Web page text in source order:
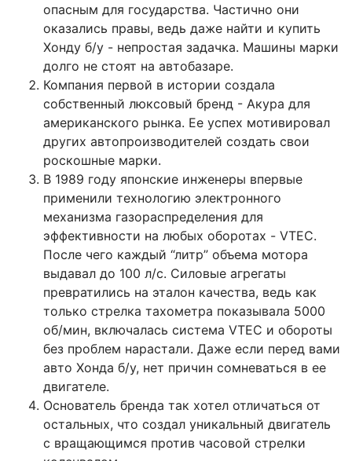
опасным для государства. Частично они
оказались правы, ведь даже найти и купить
Хонду б/у - непростая задачка. Машины марки
долго не стоят на автобазаре.
Компания первой в истории создала
собственный люксовый бренд - Акура для
американского рынка. Ее успех мотивировал
других автопроизводителей создать свои
роскошные марки.
В 1989 году японские инженеры впервые
применили технологию электронного
механизма газораспределения для
эффективности на любых оборотах - VTEC.
После чего каждый “литр” объема мотора
выдавал до 100 л/с. Силовые агрегаты
превратились на эталон качества, ведь как
только стрелка тахометра показывала 5000
об/мин, включалась система VTEC и обороты
без проблем нарастали. Даже если перед вами
авто Хонда б/у, нет причин сомневаться в ее
двигателе.
Основатель бренда так хотел отличаться от
остальных, что создал уникальный двигатель
с вращающимся против часовой стрелки